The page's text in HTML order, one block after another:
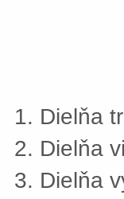
Dielňa
Dielňa
Dielňa